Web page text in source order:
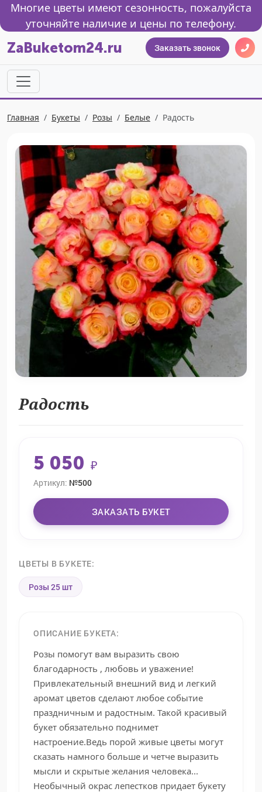
Многие цветы имеют сезонность, пожалуйста
уточняйте наличие и цены по телефону.
ZaBuketom24.ru Заказать звонок
Главная Букеты Розы Белые Радость
Радость
5 050 ₽
Артикул: №500
ЗАКАЗАТЬ БУКЕТ
ЦВЕТЫ В БУКЕТЕ:
Розы 25 шт
ОПИСАНИЕ БУКЕТА:
Розы помогут вам выразить свою
благодарность , любовь и уважение!
Привлекательный внешний вид и легкий
аромат цветов сделают любое событие
праздничным и радостным. Такой красивый
букет обязательно поднимет
настроение.Ведь порой живые цветы могут
сказать намного больше и четче выразить
мысли и скрытые желания человека...
Необычный окрас лепестков придает букету